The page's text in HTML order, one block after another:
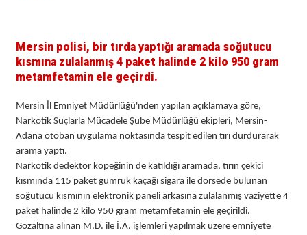
Mersin polisi, bir tırda yaptığı aramada soğutucu
kısmına zulalanmış 4 paket halinde 2 kilo 950 gram
metamfetamin ele geçirdi.
Mersin İl Emniyet Müdürlüğü'nden yapılan açıklamaya göre,
Narkotik Suçlarla Mücadele Şube Müdürlüğü ekipleri, Mersin-
Adana otoban uygulama noktasında tespit edilen tırı durdurarak
arama yaptı.
Narkotik dedektör köpeğinin de katıldığı aramada, tırın çekici
kısmında 115 paket gümrük kaçağı sigara ile dorsede bulunan
soğutucu kısmının elektronik paneli arkasına zulalanmış vaziyette 4
paket halinde 2 kilo 950 gram metamfetamin ele geçirildi.
Gözaltına alınan M.D. ile İ.A. işlemleri yapılmak üzere emniyete